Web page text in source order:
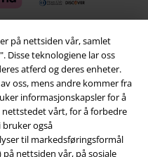
på nettsiden vår, samlet
Disse teknologiene lar oss
atferd og deres enheter.
oss, mens andre kommer fra
informasjonskapsler for å
vårt, for å forbedre
bruker også
til markedsføringsformål
nettsiden vår, på sosiale